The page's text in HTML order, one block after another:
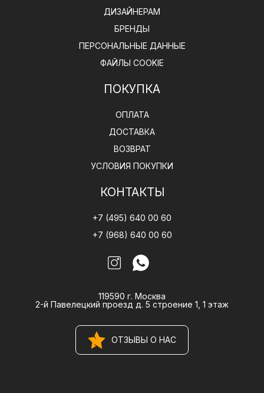
ДИЗАЙНЕРАМ
БРЕНДЫ
ПЕРСОНАЛЬНЫЕ ДАННЫЕ
ФАЙЛЫ COOKIE
ПОКУПКА
ОПЛАТА
ДОСТАВКА
ВОЗВРАТ
УСЛОВИЯ ПОКУПКИ
КОНТАКТЫ
+7 (495) 640 00 60
+7 (968) 640 00 60
119590 г. Москва
2-й Павелецкий проезд д. 5 строение 1, 1 этаж
ОТЗЫВЫ О НАС